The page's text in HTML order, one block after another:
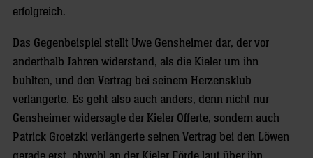
erfolgreich.
Das Gegenbeispiel stellt Uwe Gensheimer dar, der vor
anderthalb Jahren widerstand, als die Kieler um ihn
buhlten, und den Vertrag bei seinem Herzensklub
verlängerte. Es geht also auch anders, denn nicht nur
Gensheimer widersagte der Kieler Offerte, sondern auch
Patrick Groetzki verlängerte seinen Vertrag bei den Löwen